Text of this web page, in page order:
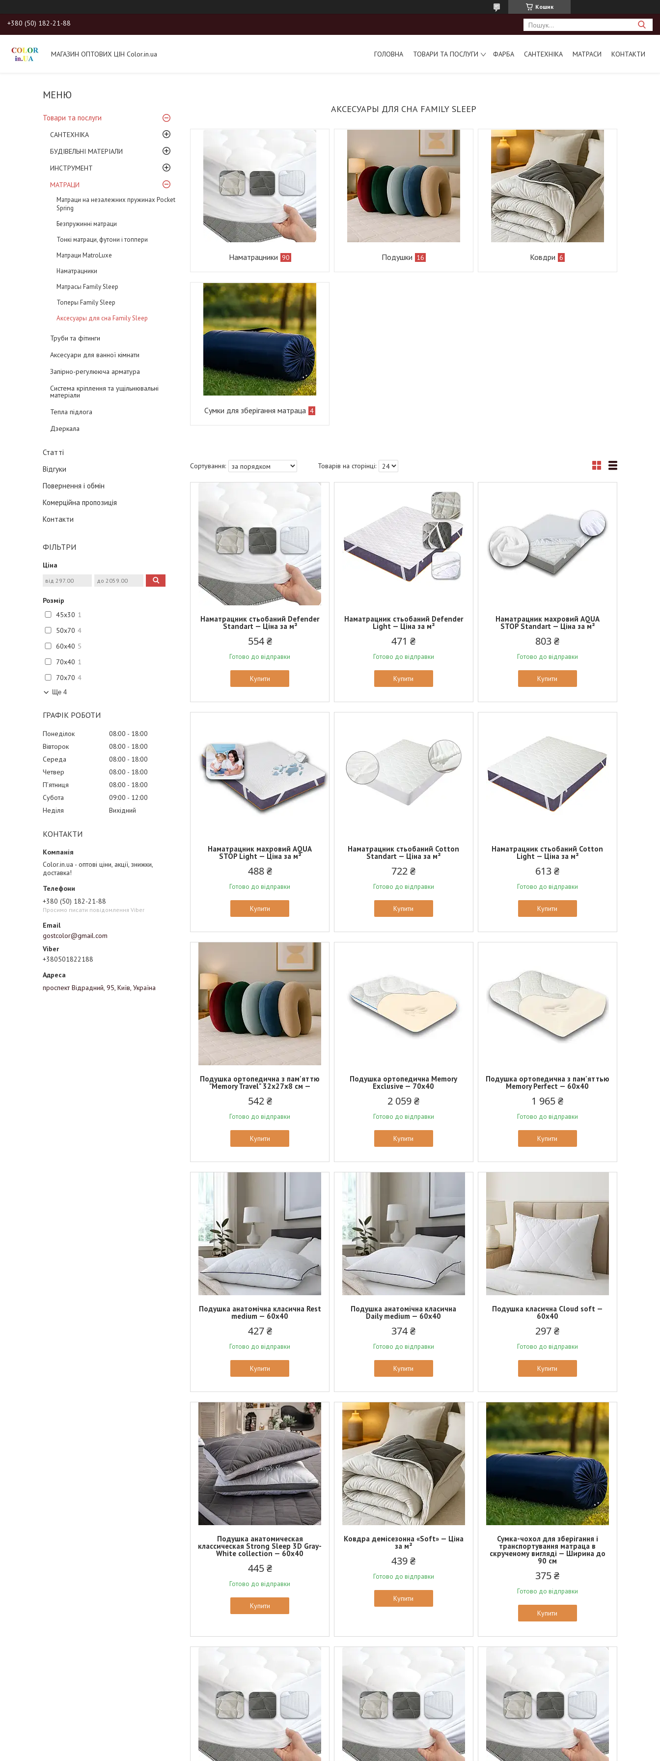
Кошик
+380 (50) 182-21-88
МАГАЗИН ОПТОВИХ ЦІН Color.in.ua ГОЛОВНА ТОВАРИ ТА ПОСЛУГИ ФАРБА САНТЕХНІКА МАТРАСИ КОНТАКТИ
Товари та послуги
САНТЕХНІКА
БУДІВЕЛЬНІ МАТЕРІАЛИ
ИНСТРУМЕНТ
МАТРАЦИ
Матраци на незалежних пружинах Pocket
Spring
Безпружинні матраци
Тонкі матраци, футони і топпери
Матраци MatroLuxe
Наматрацники
Матрасы Family Sleep
Топеры Family Sleep
Аксесуары для сна Family Sleep
Труби та фітинги
Аксесуари для ванної кімнати
Запірно-регулююча арматура
Система кріплення та ущільнювальні
матеріали
Тепла підлога
Дзеркала
Статті
Відгуки
Повернення і обмін
Комерційна пропозиція
Контакти
ФІЛЬТРИ
Ціна
Розмір
45х30 1
50х70 4
60х40 5
70х40 1
70х70 4
Ще 4
ГРАФІК РОБОТИ
Понеділок 08:00
18:00
Вівторок
08:00
18:00
Середа
08:00
18:00
Четвер
08:00
18:00
Пʼятниця
08:00
18:00
Субота
09:00
12:00
Неділя
Вихідний
КОНТАКТИ
Color.in.ua - оптові ціни, акції, знижки,
доставка!
+380 (50) 182-21-88
Просимо писати повідомлення Viber
gostcolor@gmail.com
+380501822188
проспект Відрадний, 95, Київ, Україна
АКСЕСУАРЫ ДЛЯ СНА FAMILY SLEEP
Наматрацники 90 Подушки 16 Ковдри 6
Сумки для зберігання матраца 4
Наматрацник стьобаний Defender
Standart — Ціна за м²
554 ₴
Готово до відправки
Купити
Наматрацник стьобаний Defender
Light — Ціна за м²
471 ₴
Готово до відправки
Купити
Наматрацник махровий AQUA
STOP Standart — Ціна за м²
803 ₴
Готово до відправки
Купити
Наматрацник махровий AQUA
STOP Light — Ціна за м²
488 ₴
Готово до відправки
Купити
Наматрацник стьобаний Cotton
Standart — Ціна за м²
722 ₴
Готово до відправки
Купити
Наматрацник стьобаний Cotton
Light — Ціна за м²
613 ₴
Готово до відправки
Купити
Подушка ортопедична з пам'яттю
"Memory Travel" 32х27х8 см —
542 ₴
Готово до відправки
Купити
Подушка ортопедична Memory
Exclusive — 70х40
2 059 ₴
Готово до відправки
Купити
Подушка ортопедична з пам'яттью
Memory Perfect — 60х40
1 965 ₴
Готово до відправки
Купити
Подушка анатомічна класична Rest
medium — 60х40
427 ₴
Готово до відправки
Купити
Подушка анатомічна класична
Daily medium — 60х40
374 ₴
Готово до відправки
Купити
Подушка класична Cloud soft —
60х40
297 ₴
Готово до відправки
Купити
Подушка анатомическая
классическая Strong Sleep 3D Gray-
White collection — 60х40
445 ₴
Готово до відправки
Купити
Ковдра демісезонна «Soft» — Ціна
за м²
439 ₴
Готово до відправки
Купити
Сумка-чохол для зберігання і
транспортування матраца в
скрученому вигляді — Ширина до
90 см
375 ₴
Готово до відправки
Купити